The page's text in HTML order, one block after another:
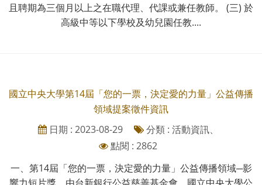
且聘期為三個月以上之在職代理、代課或兼任教師。 (三) 於
高級中等以下學校及幼兒園任教....
國立中央大學第14屆「您的一票，決定愛的力量」公益傳播
領域提案徵件資訊
日期 : 2023-08-29
分類 : 活動資訊、
點閱 : 2862
一、第14屆「您的一票，決定愛的力量」公益傳播領域─影